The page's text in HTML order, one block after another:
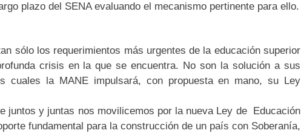
plazo del SENA evaluando el mecanismo pertinente para ello.
sólo los requerimientos más urgentes de la educación superior
crisis en la que se encuentra. No son la solución a sus
cuales la MANE impulsará, con propuesta en mano, su Ley
juntos y juntas nos movilicemos por la nueva Ley de Educación
fundamental para la construcción de un país con Soberanía,